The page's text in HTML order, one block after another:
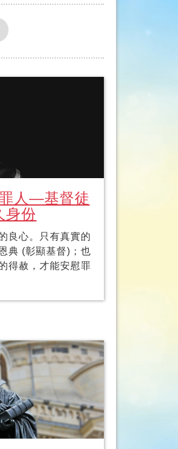
人—基督徒
身份
良心。只有真實的
典 (彰顯基督)；也
得赦，才能安慰罪